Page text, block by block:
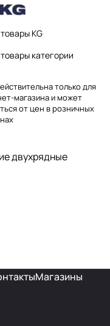
KG
категории
только для
магазина и может
от цен в розничных
двухрядные
Магазины